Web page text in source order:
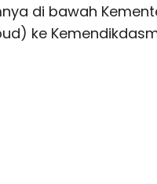
di bawah
ke